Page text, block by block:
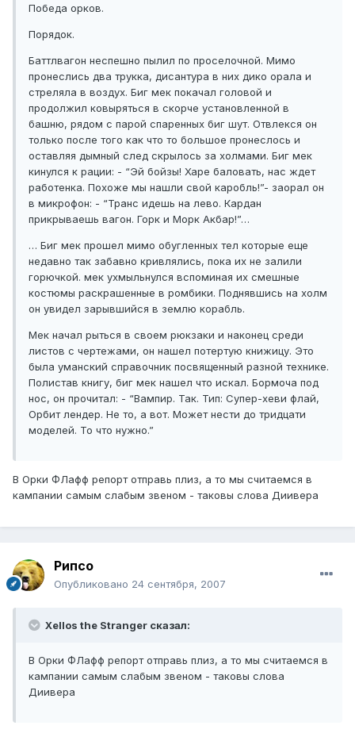
Победа орков.
Порядок.
Баттлвагон неспешно пылил по проселочной. Мимо
пронеслись два трукка, дисантура в них дико орала и
стреляла в воздух. Биг мек покачал головой и
продолжил ковыряться в скорче установленной в
башню, рядом с парой спаренных биг шут. Отвлекся он
только после того как что то большое пронеслось и
оставляя дымный след скрылось за холмами. Биг мек
кинулся к рации: - “Эй бойзы! Харе баловать, нас ждет
работенка. Похоже мы нашли свой каробль!”- заорал он
в микрофон: - “Транс идешь на лево. Кардан
прикрываешь вагон. Горк и Морк Акбар!”…
… Биг мек прошел мимо обугленных тел которые еще
недавно так забавно кривлялись, пока их не залили
горючкой. мек ухмыльнулся вспоминая их смешные
костюмы раскрашенные в ромбики. Поднявшись на холм
он увидел зарывшийся в землю корабль.
Мек начал рыться в своем рюкзаки и наконец среди
листов с чертежами, он нашел потертую книжицу. Это
была уманский справочник посвященный разной технике.
Полистав книгу, биг мек нашел что искал. Бормоча под
нос, он прочитал: - “Вампир. Так. Тип: Супер-хеви флай,
Орбит лендер. Не то, а вот. Может нести до тридцати
моделей. То что нужно.”
В Орки ФЛафф репорт отправь плиз, а то мы считаемся в
кампании самым слабым звеном - таковы слова Диивера
Рипсо
Опубликовано 24 сентября, 2007
Xellos the Stranger сказал:
В Орки ФЛафф репорт отправь плиз, а то мы считаемся в
кампании самым слабым звеном - таковы слова
Диивера